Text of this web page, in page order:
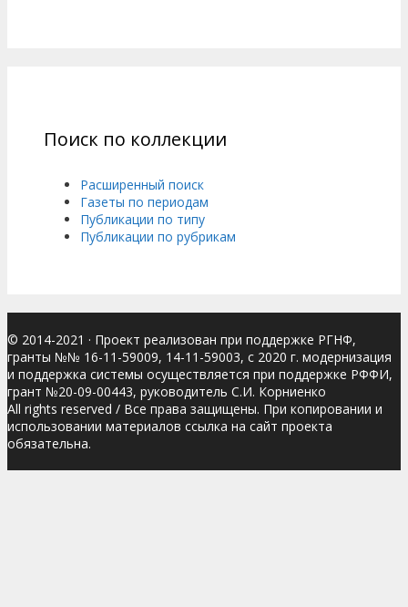
Поиск по коллекции
Расширенный поиск
Газеты по периодам
Публикации по типу
Публикации по рубрикам
© 2014-2021 · Проект реализован при поддержке РГНФ,
гранты №№ 16-11-59009, 14-11-59003, с 2020 г. модернизация
и поддержка системы осуществляется при поддержке РФФИ,
грант №20-09-00443, руководитель С.И. Корниенко
All rights reserved / Все права защищены. При копировании и
использовании материалов ссылка на сайт проекта
обязательна.